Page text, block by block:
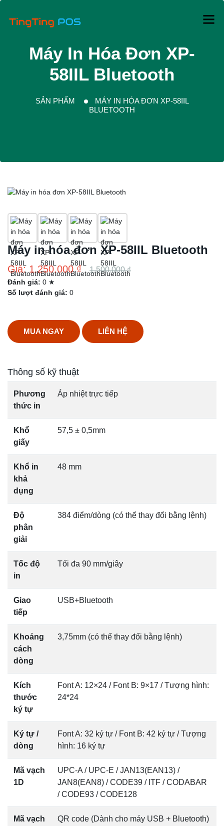
Máy In Hóa Đơn XP-
58IIL Bluetooth
SẢN PHẨM
MÁY IN HÓA ĐƠN XP-58IIL
BLUETOOTH
Máy in hóa đơn XP-58IIL Bluetooth
Giá: 1.250.000 ₫ 1.500.000 ₫
Đánh giá: 0 ★
Số lượt đánh giá: 0
MUA NGAY LIÊN HỆ
Thông số kỹ thuật
Phương
thức in
Áp nhiệt trực tiếp
Khổ
giấy
57,5 ± 0,5mm
Khổ in
khả
dụng
48 mm
Độ
phân
giải
384 điểm/dòng (có thể thay đổi bằng lệnh)
Tốc độ
in
Tối đa 90 mm/giây
Giao
tiếp
USB+Bluetooth
Khoảng
cách
dòng
3,75mm (có thể thay đổi bằng lệnh)
Kích
thước
ký tự
Font A: 12×24 / Font B: 9×17 / Tượng hình:
24*24
Ký tự /
dòng
Font A: 32 ký tự / Font B: 42 ký tự / Tượng
hình: 16 ký tự
Mã vạch
1D
UPC-A / UPC-E / JAN13(EAN13) /
JAN8(EAN8) / CODE39 / ITF / CODABAR
/ CODE93 / CODE128
Mã vạch
QR code (Dành cho máy USB + Bluetooth)